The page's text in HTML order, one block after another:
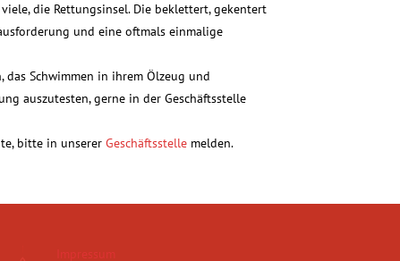
die Rettungsinsel. Die beklettert, gekentert
und eine oftmals einmalige
das Schwimmen in ihrem Ölzeug und
auszutesten, gerne in der Geschäftsstelle
bitte in unsererGeschäftsstelle melden.
Impressum